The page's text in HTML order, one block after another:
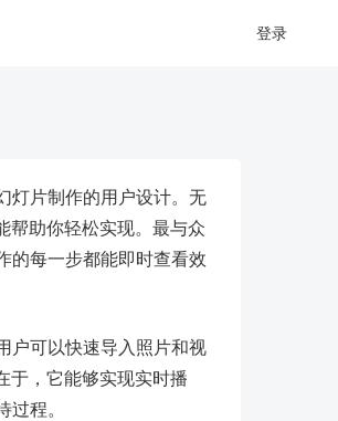
登录
灯片制作的用户设计。无
帮助你轻松实现。最与众
的每一步都能即时查看效
户可以快速导入照片和视
于，它能够实现实时播
程。